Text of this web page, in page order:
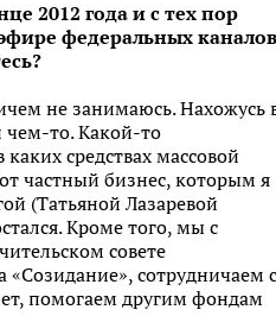
2012 года и с тех пор
федеральных
не занимаюсь. Нахожусь
чем-то. Какой-то
средствах массовой
частный бизнес, которым я
(Татьяной Лазаревой
Кроме того, мы с
совете
«Созидание», сотрудничаем с
помогаем другим фондам